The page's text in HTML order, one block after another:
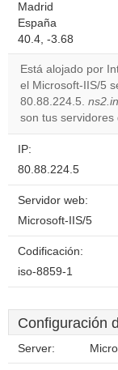
Madrid
España
40.4, -3.68
Está alojado por
el Microsoft-IIS/5
80.88.224.5.
son tus servidores
IP:
80.88.224.5
Servidor web:
Microsoft-IIS/5
Codificación:
iso-8859-1
Configuración
Server: